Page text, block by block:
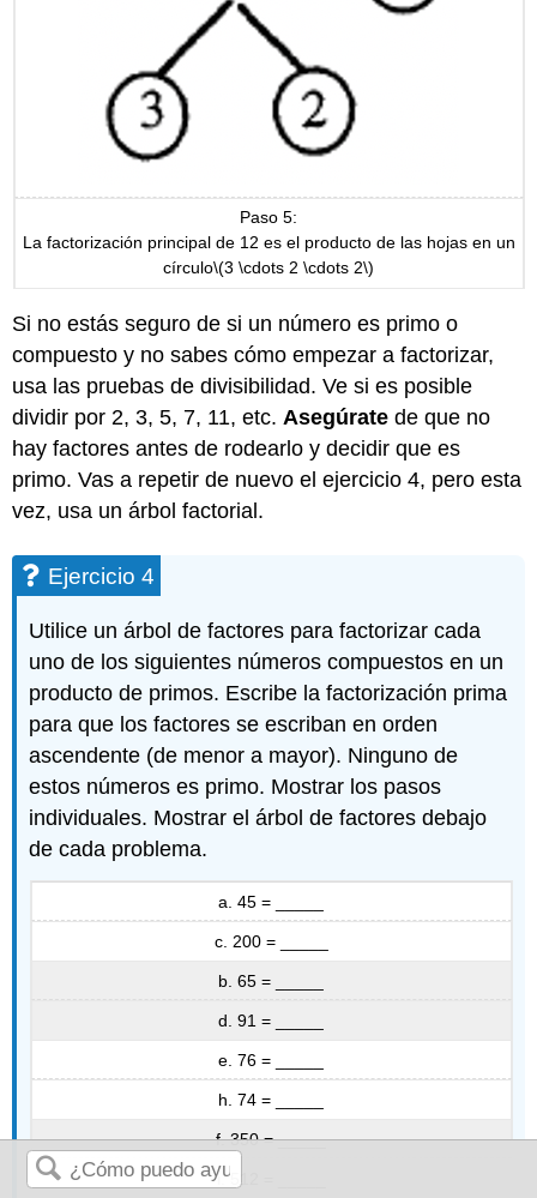
Paso 5:
La factorización principal de 12 es el producto de las hojas en un
círculo\(3 \cdots 2 \cdots 2\)
Si no estás seguro de si un número es primo o
compuesto y no sabes cómo empezar a factorizar,
usa las pruebas de divisibilidad. Ve si es posible
dividir por 2, 3, 5, 7, 11, etc.Asegúrate de que no
hay factores antes de rodearlo y decidir que es
primo. Vas a repetir de nuevo el ejercicio 4, pero esta
vez, usa un árbol factorial.
Ejercicio 4
Utilice un árbol de factores para factorizar cada
uno de los siguientes números compuestos en un
producto de primos. Escribe la factorización prima
para que los factores se escriban en orden
ascendente (de menor a mayor). Ninguno de
estos números es primo. Mostrar los pasos
individuales. Mostrar el árbol de factores debajo
de cada problema.
a. 45 = _____
c. 200 = _____
b. 65 = _____
d. 91 = _____
e. 76 = _____
h. 74 = _____
f. 350 = _____
i. 512 = _____